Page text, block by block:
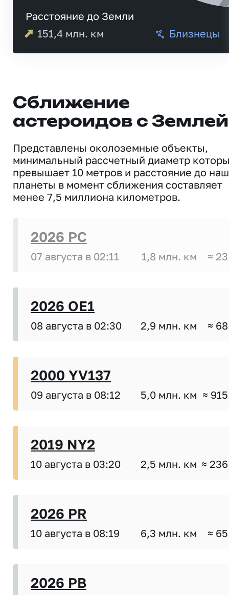
Расстояние до Земли
151,4 млн. км Близнецы
Сближение
астероидов с Землей
Представлены околоземные объекты,
минимальный рассчетный диаметр
превышает 10 метров и расстояние до
планеты в момент сближения составляет
менее 7,5 миллиона километров.
2026 PC
07 августа в 02:11 1,8 млн. км ≈
2026 OE1
08 августа в 02:30 2,9 млн. км ≈
2000 YV137
09 августа в 08:12 5,0 млн. км ≈
2019 NY2
10 августа в 03:20 2,5 млн. км ≈
2026 PR
10 августа в 08:19 6,3 млн. км ≈
2026 PB